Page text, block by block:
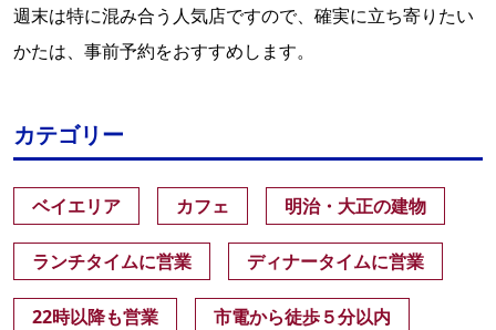
週末は特に混み合う人気店ですので、確実に立ち寄りたい
かたは、事前予約をおすすめします。
カテゴリー
ベイエリア カフェ 明治・大正の建物
ランチタイムに営業 ディナータイムに営業
22時以降も営業 市電から徒歩５分以内